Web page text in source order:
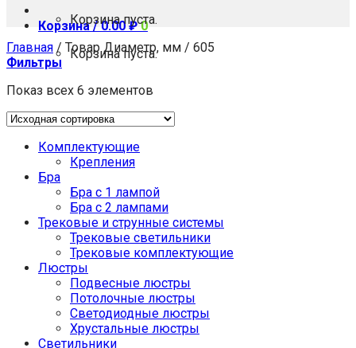
Корзина /0.00₽ 0
Корзина пуста.
Корзина пуста.
Главная / Товар Диаметр, мм / 605
Фильтры
Показ всех 6 элементов
Комплектующие
Крепления
Бра
Бра с 1 лампой
Бра с 2 лампами
Трековые и струнные системы
Трековые светильники
Трековые комплектующие
Люстры
Подвесные люстры
Потолочные люстры
Светодиодные люстры
Хрустальные люстры
Светильники